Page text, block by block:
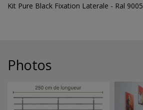
Kit Pure Black Fixation Laterale - Ral 9005
Photos